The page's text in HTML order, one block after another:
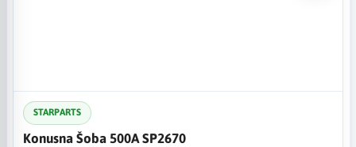
STARPARTS
Konusna Šoba 500A SP2670